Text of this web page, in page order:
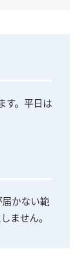
す。平日は
かない範
ません。